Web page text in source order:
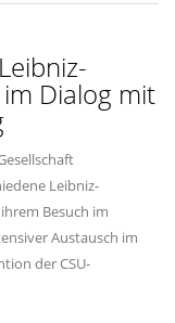
Dialog mit
Leibniz-
Besuch im
Austausch im
der CSU-